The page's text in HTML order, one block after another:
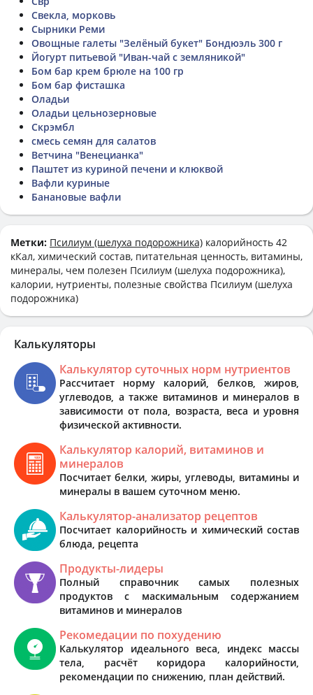
Свекла, морковь
Сырники Реми
Овощные галеты "Зелëный букет" Бондюэль 300 г
Йогурт питьевой "Иван-чай с земляникой"
Бом бар крем брюле на 100 гр
Бом бар фисташка
Оладьи
Оладьи цельнозерновые
Скрэмбл
смесь семян для салатов
Ветчина "Венецианка"
Паштет из куриной печени и клюквой
Вафли куриные
Банановые вафли
Метки: Псилиум (шелуха подорожника) калорийность 42
кКал, химический состав, питательная ценность, витамины,
минералы, чем полезен Псилиум (шелуха подорожника),
калории, нутриенты, полезные свойства Псилиум (шелуха
подорожника)
Калькуляторы
Калькулятор суточных норм нутриентов
Рассчитает норму калорий, белков, жиров,
углеводов, а также витаминов и минералов в
зависимости от пола, возраста, веса и уровня
физической активности.
Калькулятор калорий, витаминов и
минералов
Посчитает белки, жиры, углеводы, витамины и
минералы в вашем суточном меню.
Калькулятор-анализатор рецептов
Посчитает калорийность и химический состав
блюда, рецепта
Продукты-лидеры
Полный справочник самых полезных
продуктов с маскимальным содержанием
витаминов и минералов
Рекомедации по похудению
Калькулятор идеального веса, индекс массы
тела, расчёт коридора калорийности,
рекомендации по снижению, план действий.